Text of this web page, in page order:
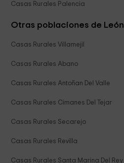
Casas Rurales Palencia
Otras poblaciones de León
Casas Rurales Villamejil
Casas Rurales Abano
Casas Rurales Antoñan Del Valle
Casas Rurales Cimanes Del Tejar
Casas Rurales Secarejo
Casas Rurales Revilla
Casas Rurales Santa Marina Del Rey